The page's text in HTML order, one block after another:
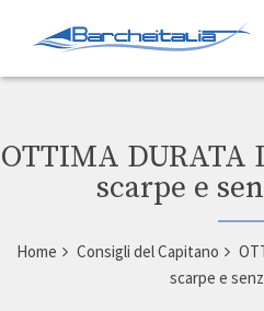
OTTIMA DURATA
scarpe e
Home Consigli del Capitano
scarpe e